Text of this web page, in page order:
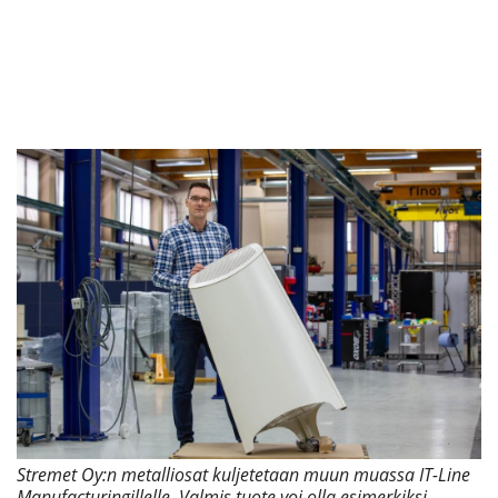
Stremet Oy:n metalliosat kuljetetaan muun muassa IT-Line